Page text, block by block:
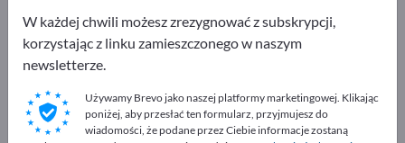
Reklamuj się bezpłatnie w serwisie
Exportpages!
Szukaj – Oferty – Towary używane – Kontakty biznesowe
>> zacznij tutaj
W każdej chwili możesz zrezygnować z subskrypcji,
korzystając z linku zamieszczonego w naszym
newsletterze.
Używamy Brevo jako naszej platformy marketingowej. Klikając
poniżej, aby przesłać ten formularz, przyjmujesz do
wiadomości, że podane przez Ciebie informacje zostaną